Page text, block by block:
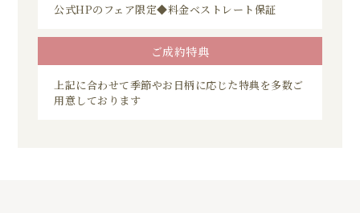
公式HPのフェア限定◆料金ベストレート保証
ご成約特典
上記に合わせて季節やお日柄に応じた特典を多数ご
用意しております